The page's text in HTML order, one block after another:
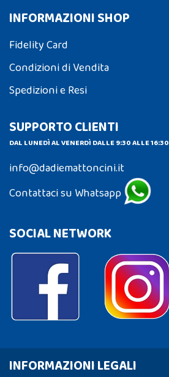
INFORMAZIONI SHOP
Fidelity Card
Condizioni di Vendita
Spedizioni e Resi
SUPPORTO CLIENTI
DAL LUNEDÌ AL VENERDÌ DALLE 9:30 ALLE 16:30
info@dadiemattoncini.it
Contattaci su Whatsapp
SOCIAL NETWORK
INFORMAZIONI LEGALI